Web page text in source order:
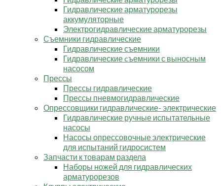
Гидравлические арматурорезы
аккумуляторные
Электрогидравлические арматурорезы
Съемники гидравлические
Гидравлические съемники
Гидравлические cъемники с выносным
насосом
Прессы
Прессы гидравлические
Прессы пневмогидравлические
Опрессовщики гидравлические- электрические
Гидравлические ручные испытательные
насосы
Насосы опрессовочные электрические
для испытаний гидросистем
Запчасти к товарам раздела
Наборы ножей для гидравлических
арматурорезов